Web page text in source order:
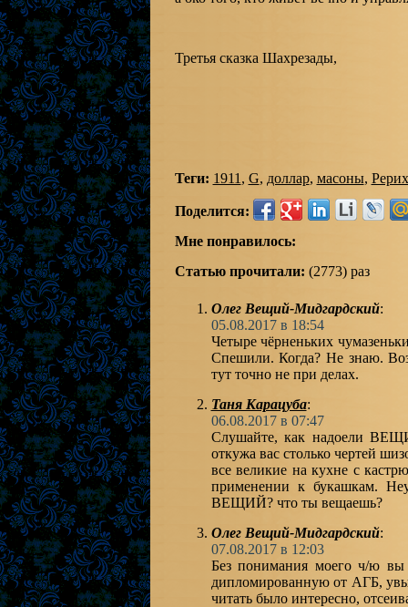
Третья сказка Шахрезады,
Теги: 1911 , G, доллар, масоны, Рерих
Поделится:
Мне понравилось:
Статью прочитали: (2773) раз
Олег Вещий-Мидгардский:
05.08.2017 в 18:54
Четыре чёрненьких
Спешили. Когда? Не знаю.
тут точно не при делах.
Таня Карацуба:
06.08.2017 в 07:47
Слушайте, как надоели
откужа вас столько чертей
все великие на кухне с
применении к букашкам.
ВЕЩИЙ? что ты вещаешь?
Олег Вещий-Мидгардский:
07.08.2017 в 12:03
Без понимания моего ч/ю вы
дипломированную от АГБ,
читать было интересно,